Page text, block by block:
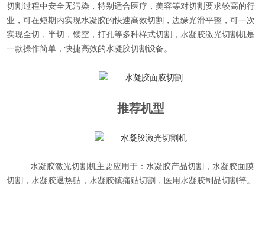
切割过程中安全无污染，特别适合医疗，美容等对切割要求较高的行
业，可在短期内实现水凝胶的快速高效切割，边缘光滑平整，可一次
实现全切，半切，镂空，打孔等多种样式切割，水凝胶激光切割机是
一款操作简单，快捷高效的水凝胶切割设备。
推荐机型
水凝胶激光切割机主要应用于：水凝胶产品切割，水凝胶面膜
切割，水凝胶退热贴，水凝胶镇痛贴切割，医用水凝胶制品切割等。